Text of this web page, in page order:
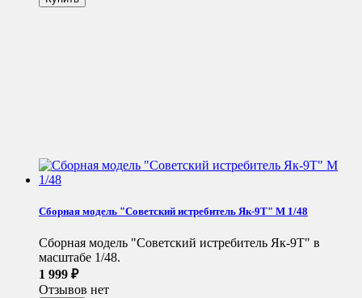
Сборная модель "Советский истребитель Як-9Т" М 1/48
Сборная модель "Советский истребитель Як-9Т" в
масштабе 1/48.
1 999 ₽
Отзывов нет